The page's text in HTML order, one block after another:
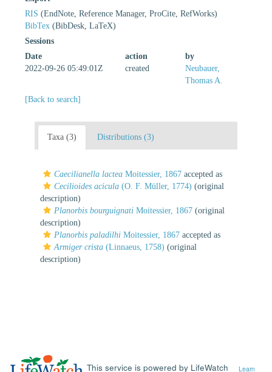
RIS (EndNote, Reference Manager, ProCite, RefWorks)
BibTex (BibDesk, LaTeX)
Sessions
Date
action
by
2022-09-26 05:49:01Z
created
Neubauer,
Thomas A.
[Back to search]
Taxa (3) Distributions (3)
Caecilianella lactea Moitessier, 1867 accepted as
Cecilioides acicula (O. F. Müller, 1774) (original
description)
Planorbis bourguignati Moitessier, 1867 (original
description)
Planorbis paladilhi Moitessier, 1867 accepted as
Armiger crista (Linnaeus, 1758) (original
description)
This service is powered by LifeWatch Learn